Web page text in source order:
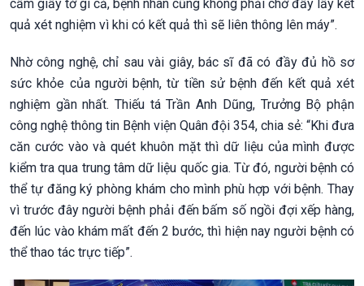
cầm giấy tờ gì cả, bệnh nhân cũng không phải chờ đấy lấy kết
quả xét nghiệm vì khi có kết quả thì sẽ liên thông lên máy”.
Nhờ công nghệ, chỉ sau vài giây, bác sĩ đã có đầy đủ hồ sơ
sức khỏe của người bệnh, từ tiền sử bệnh đến kết quả xét
nghiệm gần nhất. Thiếu tá Trần Anh Dũng, Trưởng Bộ phận
công nghệ thông tin Bệnh viện Quân đội 354, chia sẻ: “Khi đưa
căn cước vào và quét khuôn mặt thì dữ liệu của mình được
kiểm tra qua trung tâm dữ liệu quốc gia. Từ đó, người bệnh có
thể tự đăng ký phòng khám cho mình phù hợp với bệnh. Thay
vì trước đây người bệnh phải đến bấm số ngồi đợi xếp hàng,
đến lúc vào khám mất đến 2 bước, thì hiện nay người bệnh có
thể thao tác trực tiếp”.